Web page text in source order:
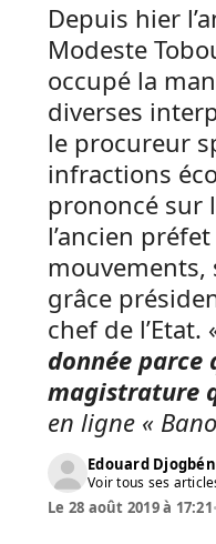
Depuis hier
Modeste
occupé la
diverses
le procureur
infractions
prononcé sur
l’ancien
mouvements,
grâce
chef de l’Etat.
donnée parce
magistrature
en ligne «
Edouard
Voir tous ses
Le 28 août 2019 à 17:21•